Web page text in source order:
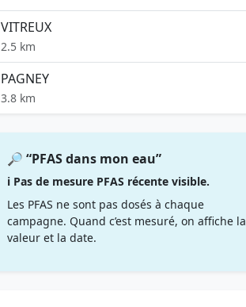
VITREUX
2.5 km
PAGNEY
3.8 km
🔎 “PFAS dans mon eau”
ℹ️ Pas de mesure PFAS récente visible.
Les PFAS ne sont pas dosés à chaque
campagne. Quand c’est mesuré, on affiche la
valeur et la date.